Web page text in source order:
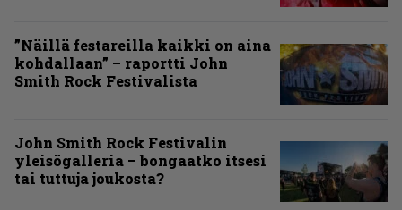
”Näillä festareilla kaikki on aina
kohdallaan” – raportti John
Smith Rock Festivalista
John Smith Rock Festivalin
yleisögalleria – bongaatko itsesi
tai tuttuja joukosta?